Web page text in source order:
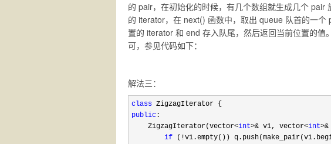
的 pair，在初始化的时候，有几个数组就生成几个
的 iterator，在 next() 函数中，取出 queue 队首的一
置的 iterator 和 end 存入队尾，然后返回当前位置的
可，参见代码如下：
解法三：
class
public :
    ZigzagIterator(vector
<int>& v1, vector<int>&
if (!v1.empty())